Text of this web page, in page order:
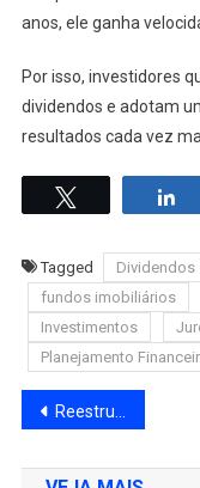
anos, ele ganha
Por isso, investidores
dividendos e adotam
resultados cada vez
Tagged Dividendos
fundos imobiliários
Investimentos
Planejamento
Navegação
de
Reestruturação da Ambipar em 2026: O Plano Para Superar a Crise